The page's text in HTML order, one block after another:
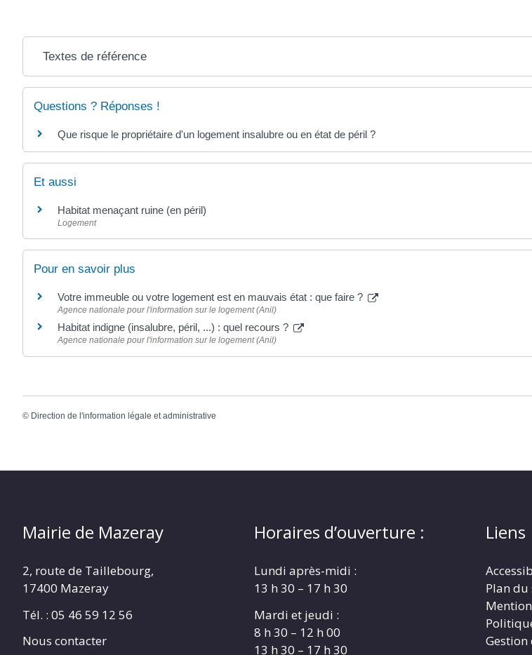
Textes de référence
Questions ? Réponses !
Que risque le propriétaire d'un logement insalubre ou en état de péril ?
Et aussi
Habitat menaçant ruine (en péril)
Logement
Pour en savoir plus
Votre immeuble ou votre logement est en mauvais état : que faire ?
Agence nationale pour l'information sur le logement (Anil)
Habitat indigne (insalubre, péril, ...) : quel recours ?
Agence nationale pour l'information sur le logement (Anil)
© Direction de l'information légale et administrative
Mairie de Mazeray
2, route de Taillebourg,
17400 Mazeray
Tél. : 05 46 59 12 56
Nous contacter
Horaires d’ouverture :
Lundi après-midi :
13 h 30 – 17 h 30
Mardi et jeudi :
8 h 30 – 12 h 00
13 h 30 – 17 h 30
Liens
Plan du
Gestion